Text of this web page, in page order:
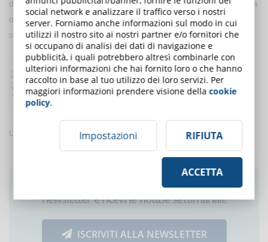
dalla modalità di fruizione in e-learning, che di fatto rende le università
online più accessibili e aumenta così le possibilità di concludere con
successo il percorso universitario.
Leggi anche Come creare un corso online accessibile.
Ti è piaciuto questo articolo? Iscriviti alla
newsletter e ricevi le notizie settimanali!
ISCRIVITI ALLA NEWSLETTER
social network e analizzare il traffico verso i nostri
server. Forniamo anche informazioni sul modo in cui
utilizzi il nostro sito ai nostri partner e/o fornitori che
si occupano di analisi dei dati di navigazione e
pubblicità, i quali potrebbero altresì combinarle con
ulteriori informazioni che hai fornito loro o che hanno
raccolto in base al tuo utilizzo dei loro servizi. Per
maggiori informazioni prendere visione dellacookie
policy.
Impostazioni RIFIUTA
ACCETTA